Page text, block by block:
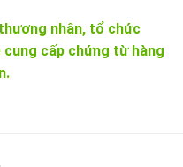
nhân, tổ chức
cấp chứng từ hàng